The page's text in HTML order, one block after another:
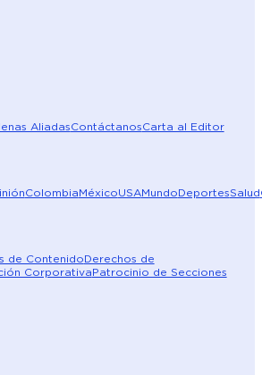
AliadasContáctanosCarta al Editor
ColombiaMéxicoUSAMundoDeportesSalud
de ContenidoDerechos de
CorporativaPatrocinio de Secciones